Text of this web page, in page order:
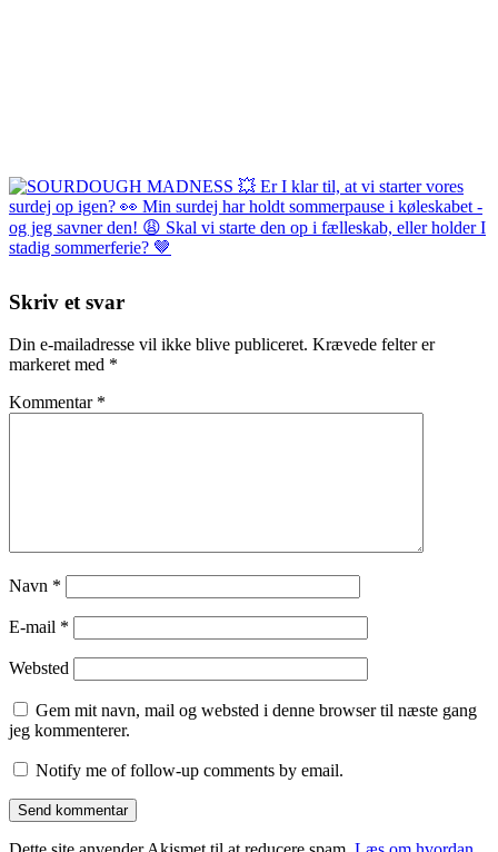
Skriv et svar
Din e-mailadresse vil ikke blive publiceret. Krævede felter er
markeret med *
Kommentar *
Navn *
E-mail *
Websted
Gem mit navn, mail og websted i denne browser til næste gang
jeg kommenterer.
Notify me of follow-up comments by email.